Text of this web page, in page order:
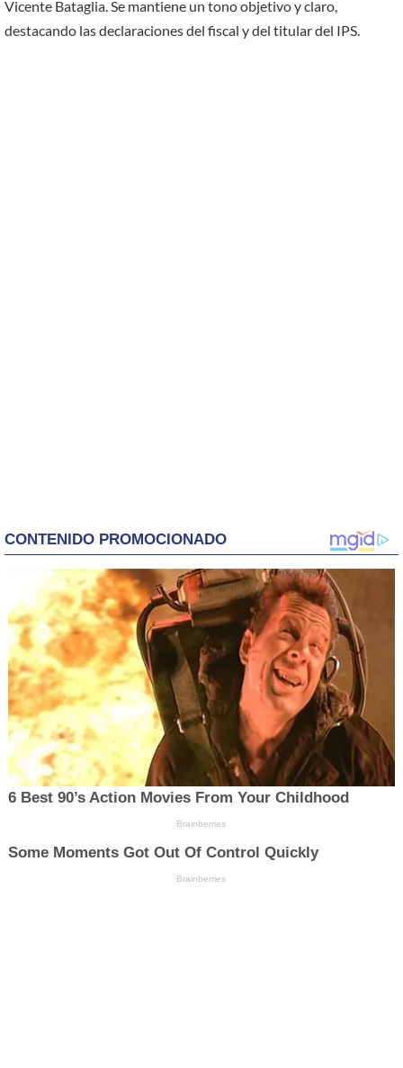
Vicente Bataglia. Se mantiene un tono objetivo y claro,
destacando las declaraciones del fiscal y del titular del IPS.